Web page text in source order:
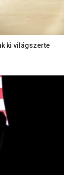
ki világszerte